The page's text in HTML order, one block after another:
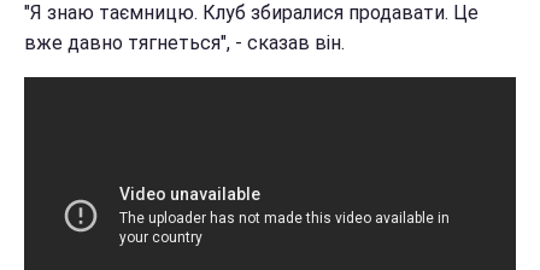
"Я знаю таємницю. Клуб збиралися продавати. Це
вже давно тягнеться", - сказав він.